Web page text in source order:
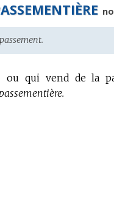
passement.
ou qui vend de la